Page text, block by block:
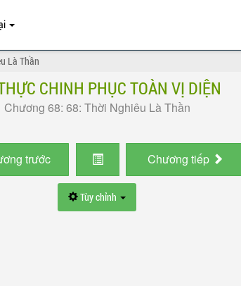
Là Thần
CHINH PHỤC TOÀN VỊ DIỆN
Chương 68: 68: Thời Nghiêu Là Thần
trước Chương tiếp
Tùy chỉnh